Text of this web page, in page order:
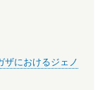
ザにおけるジェノ